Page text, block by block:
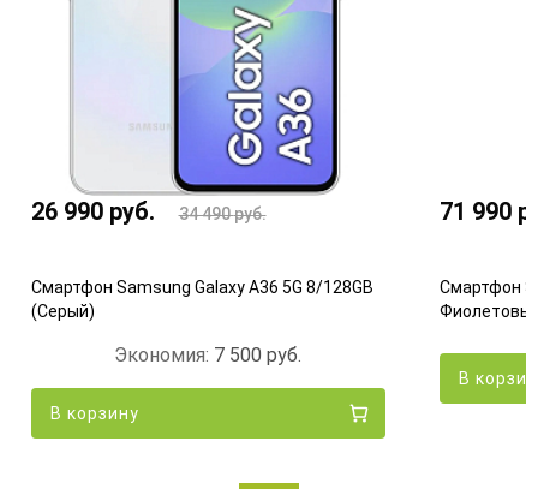
26 990 руб. 34 490руб.
Смартфон Samsung Galaxy A36 5G 8/128GB
(Серый)
Экономия: 7 500руб.
В корзину
71 990
Смартфон
В